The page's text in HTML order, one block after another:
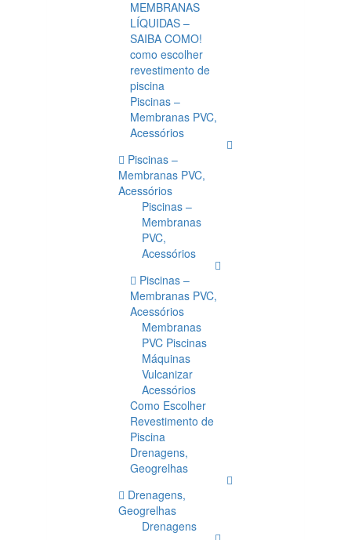
MEMBRANAS
LÍQUIDAS –
SAIBA COMO!
como escolher
revestimento de
piscina
Piscinas –
Membranas PVC,
Acessórios
Piscinas –
Membranas PVC,
Acessórios
Piscinas –
Membranas
PVC,
Acessórios
Piscinas –
Membranas PVC,
Acessórios
Membranas
PVC Piscinas
Máquinas
Vulcanizar
Acessórios
Como Escolher
Revestimento de
Piscina
Drenagens,
Geogrelhas
Drenagens,
Geogrelhas
Drenagens